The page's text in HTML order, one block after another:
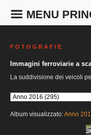
MENU
F O T O G R A F I E
Immagini ferroviarie a
La suddivisione dei veicoli
Album visualizzato:Anno